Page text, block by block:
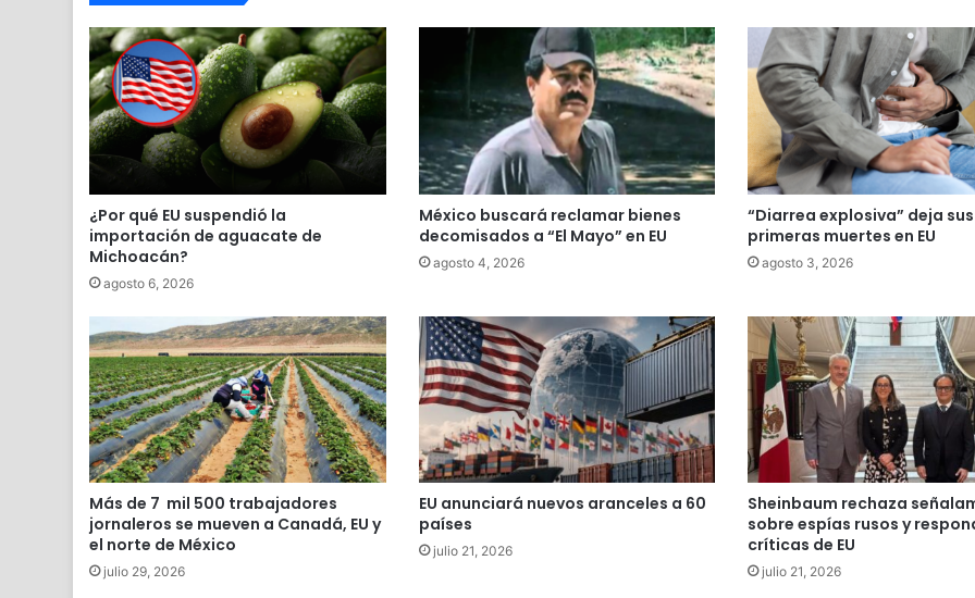
¿Por qué EU suspendió la
importación de aguacate de
Michoacán?
agosto 6, 2026
México buscará reclamar bienes
decomisados a “El Mayo” en EU
agosto 4, 2026
“Diarrea explosiva” deja
primeras muertes en EU
agosto 3, 2026
Más de 7 mil 500 trabajadores
jornaleros se mueven a Canadá, EU y
el norte de México
julio 29, 2026
EU anunciará nuevos aranceles a 60
países
julio 21, 2026
Sheinbaum rechaza
sobre espías rusos y
críticas de EU
julio 21, 2026